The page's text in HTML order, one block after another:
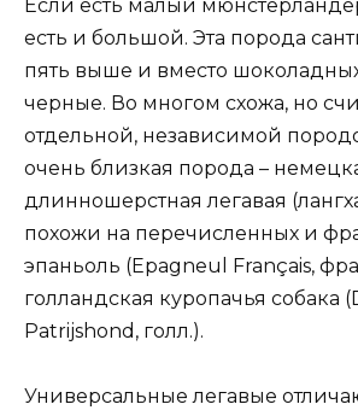
Если есть малый
есть и большой. Эта порода
пять выше и вместо
черные. Во многом схожа, но
отдельной, независимой
очень близкая порода –
длинношерстная легавая
похожи на перечисленных и
эпаньоль (Epagneul Français,
голландская куропачья собака
Patrijshond, голл.).
Универсальные легавые